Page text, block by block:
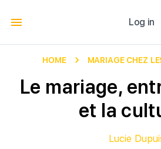
Log in
Log in
HOME MARIAGE CHEZ
Le mariage,
et la
Lucie